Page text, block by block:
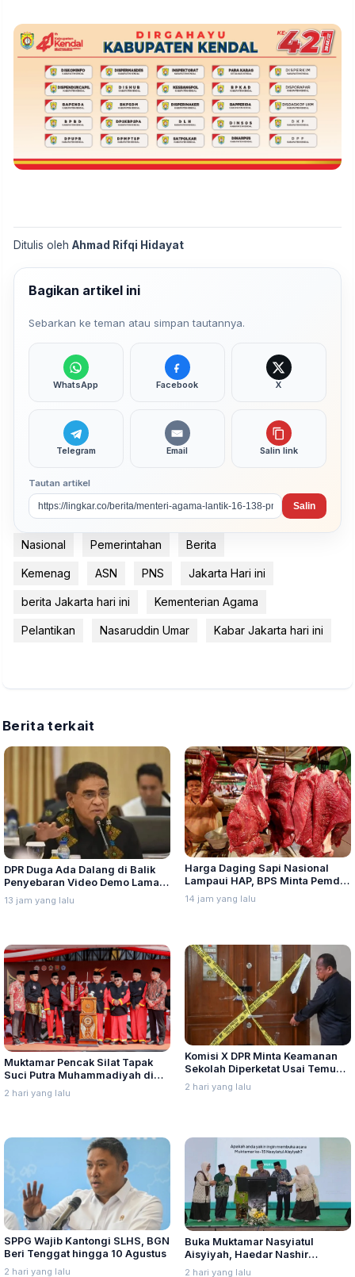
Ditulis oleh Ahmad Rifqi Hidayat
Bagikan artikel ini
Sebarkan ke teman atau simpan tautannya.
WhatsApp Facebook X
Telegram Email Salin link
Tautan artikel
Salin
Nasional Pemerintahan Berita
Kemenag ASN PNS Jakarta Hari ini
berita Jakarta hari ini Kementerian Agama
Pelantikan Nasaruddin Umar Kabar Jakarta hari ini
Berita terkait
DPR Duga Ada Dalang di Balik
Penyebaran Video Demo Lama
Jelang HUT RI
13 jam yang lalu
Harga Daging Sapi Nasional
Lampaui HAP, BPS Minta Pemda
Waspada
14 jam yang lalu
Muktamar Pencak Silat Tapak
Suci Putra Muhammadiyah di
Semarang Hadirkan Pesilat dari
Lima Negara
2 hari yang lalu
Komisi X DPR Minta Keamanan
Sekolah Diperketat Usai Temuan
Senjata dan Narkotika
2 hari yang lalu
SPPG Wajib Kantongi SLHS, BGN
Beri Tenggat hingga 10 Agustus
2 hari yang lalu
Buka Muktamar Nasyiatul
Aisyiyah, Haedar Nashir
Ingatkan Berorganisasi Untuk
2 hari yang lalu